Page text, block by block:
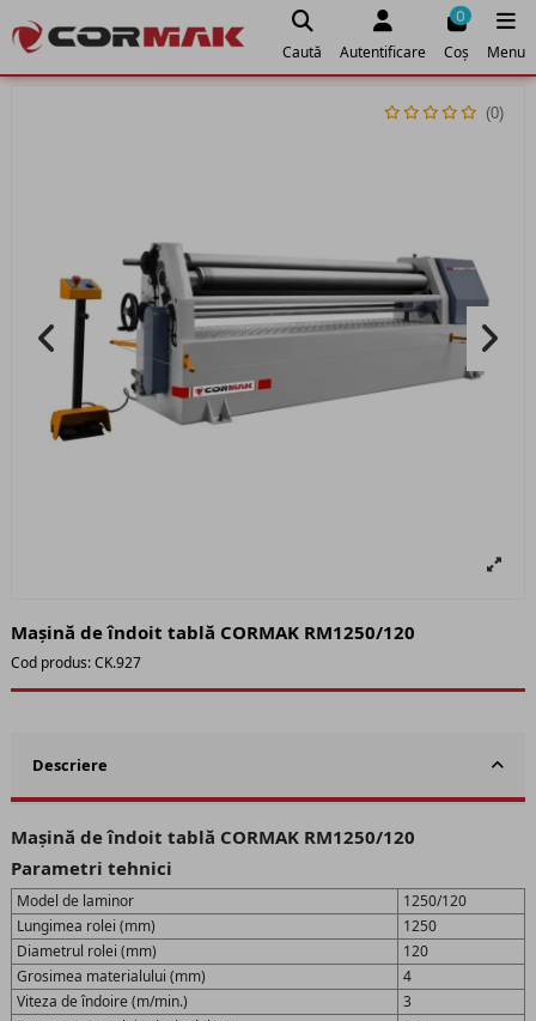
Caută Autentificare
0
Coș Menu
Mașină de îndoit tablă CORMAK RM1250/120
(0)
Cod produs:CK.927
Descriere
Mașină de îndoit tablă CORMAK RM1250/120
Parametri tehnici
Model de laminor
1250/120
Lungimea rolei (mm)
1250
Diametrul rolei (mm)
120
Grosimea materialului (mm)
4
Viteza de îndoire (m/min.)
3